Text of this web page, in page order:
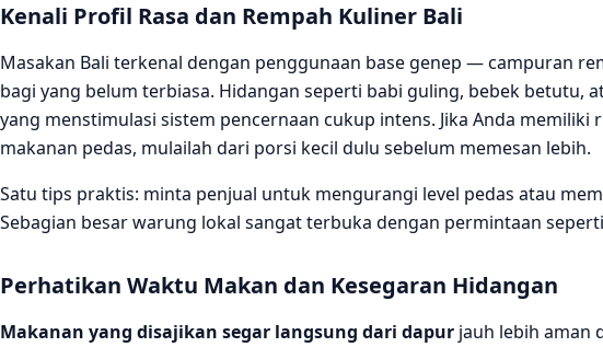
Kenali Profil Rasa dan Rempah Kuliner Bali
Masakan Bali terkenal dengan penggunaan base genep — campuran
bagi yang belum terbiasa. Hidangan seperti babi guling, bebek betutu,
yang menstimulasi sistem pencernaan cukup intens. Jika Anda
makanan pedas, mulailah dari porsi kecil dulu sebelum memesan lebih.
Satu tips praktis: minta penjual untuk mengurangi level pedas atau
Sebagian besar warung lokal sangat terbuka dengan permintaan
Perhatikan Waktu Makan dan Kesegaran Hidangan
Makanan yang disajikan segar langsung dari dapur jauh lebih aman